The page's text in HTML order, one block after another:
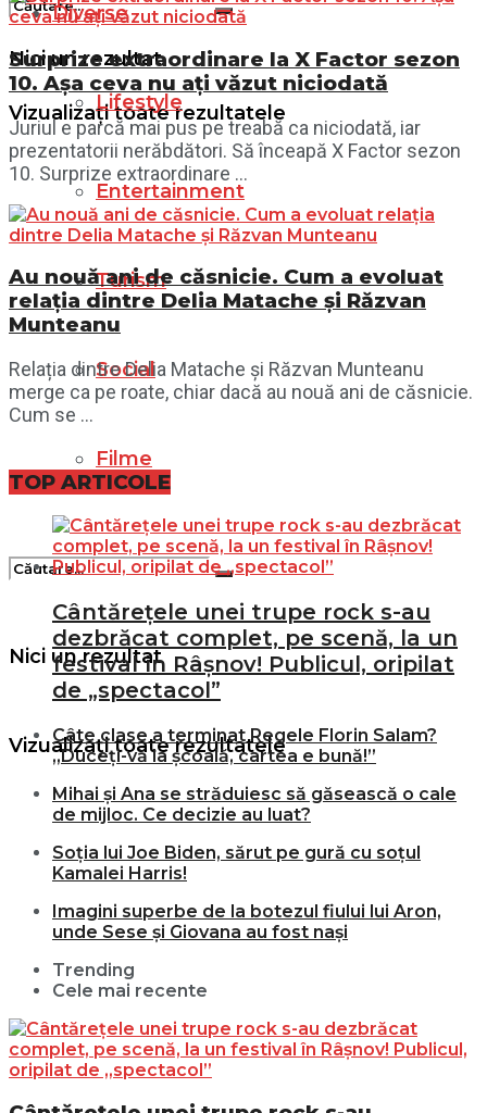
Nici un rezultat
Vizualizați toate rezultatele
Diverse
Lifestyle
Entertainment
Turism
Social
Filme
Nici un rezultat
Vizualizați toate rezultatele
Surprize extraordinare la X Factor sezon
10. Așa ceva nu ați văzut niciodată
Juriul e parcă mai pus pe treabă ca niciodată, iar
prezentatorii nerăbdători. Să înceapă X Factor sezon
10. Surprize extraordinare ...
Au nouă ani de căsnicie. Cum a evoluat
relația dintre Delia Matache și Răzvan
Munteanu
Relația dintre Delia Matache și Răzvan Munteanu
merge ca pe roate, chiar dacă au nouă ani de căsnicie.
Cum se ...
TOP ARTICOLE
Cântărețele unei trupe rock s-au
dezbrăcat complet, pe scenă, la un
festival în Râșnov! Publicul, oripilat
de „spectacol”
Câte clase a terminat Regele Florin Salam?
„Duceți-vă la școală, cartea e bună!”
Mihai și Ana se străduiesc să găsească o cale
de mijloc. Ce decizie au luat?
Soția lui Joe Biden, sărut pe gură cu soțul
Kamalei Harris!
Imagini superbe de la botezul fiului lui Aron,
unde Sese și Giovana au fost nași
Trending
Cele mai recente